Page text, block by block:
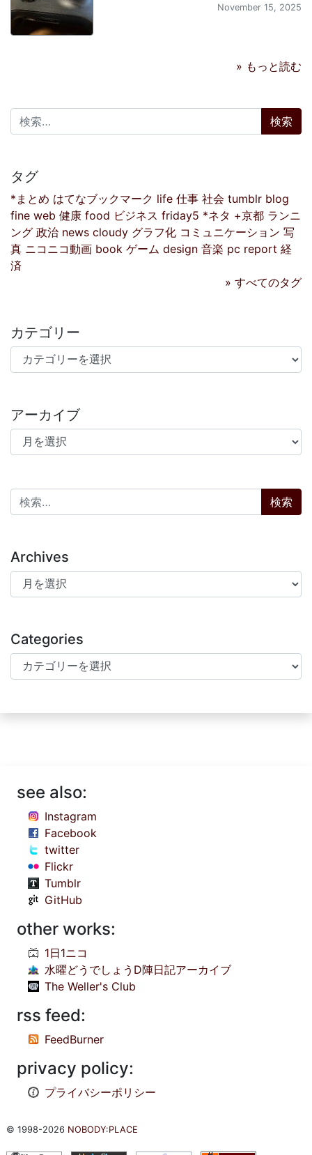
November 15, 2025
» もっと読む
検索:
タグ
*まとめ はてなブックマーク life 仕事 社会 tumblr blog
fine web 健康 food ビジネス friday5 *ネタ +京都 ランニ
ング 政治 news cloudy グラフ化 コミュニケーション 写
真 ニコニコ動画 book ゲーム design 音楽 pc report 経
済
» すべてのタグ
カテゴリー
カテゴリー
アーカイブ
アーカイブ
検索:
Archives
Archives
Categories
Categories
see also:
Instagram
Facebook
twitter
Flickr
Tumblr
GitHub
other works:
1日1ニコ
水曜どうでしょうD陣日記アーカイブ
The Weller's Club
rss feed:
FeedBurner
privacy policy:
プライバシーポリシー
© 1998-2026 NOBODY:PLACE